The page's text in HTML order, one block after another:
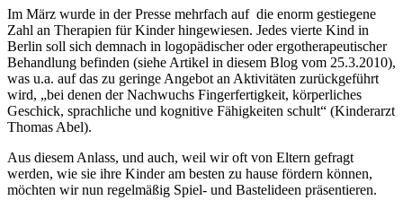
Im März wurde in der Presse mehrfach auf die enorm gestiegene
Zahl an Therapien für Kinder hingewiesen. Jedes vierte Kind in
Berlin soll sich demnach in logopädischer oder ergotherapeutischer
Behandlung befinden (siehe Artikel in diesem Blog vom 25.3.2010),
was u.a. auf das zu geringe Angebot an Aktivitäten zurückgeführt
wird, „bei denen der Nachwuchs Fingerfertigkeit, körperliches
Geschick, sprachliche und kognitive Fähigkeiten schult“ (Kinderarzt
Thomas Abel).
Aus diesem Anlass, und auch, weil wir oft von Eltern gefragt
werden, wie sie ihre Kinder am besten zu hause fördern können,
möchten wir nun regelmäßig Spiel- und Bastelideen präsentieren.